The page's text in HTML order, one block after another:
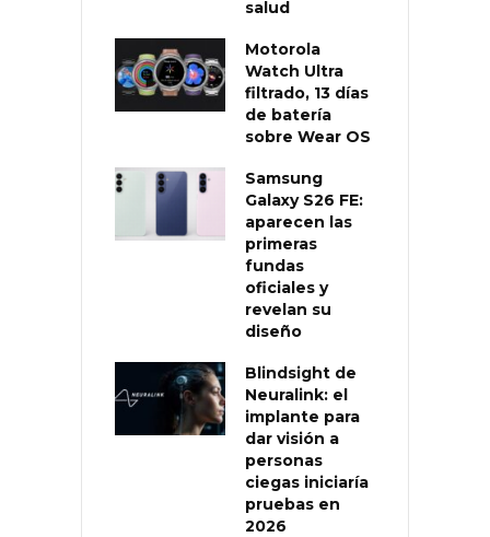
salud
Motorola
Watch Ultra
filtrado, 13 días
de batería
sobre Wear OS
Samsung
Galaxy S26 FE:
aparecen las
primeras
fundas
oficiales y
revelan su
diseño
Blindsight de
Neuralink: el
implante para
dar visión a
personas
ciegas iniciaría
pruebas en
2026